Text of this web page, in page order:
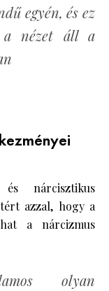
egyén, és ez
a nézet áll a
és nárcisztikus
azzal, hogy a
a nárcizmus
olyan